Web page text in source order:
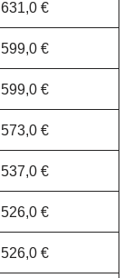
631,0 €
599,0 €
599,0 €
573,0 €
537,0 €
526,0 €
526,0 €